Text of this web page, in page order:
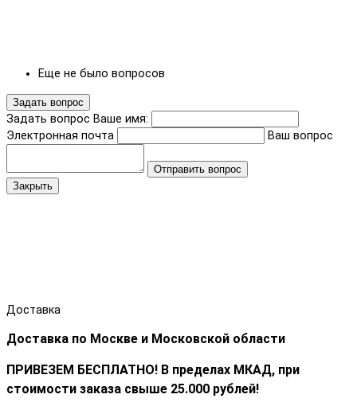
Еще не было вопросов
Задать вопрос
Задать вопрос Ваше имя:
Электронная почта
Ваш вопрос
Отправить вопрос
Закрыть
Доставка
Доставка по Москве и Московской области
ПРИВЕЗЕМ БЕСПЛАТНО! В пределах МКАД, при
стоимости заказа cвыше 25.000 рублей!